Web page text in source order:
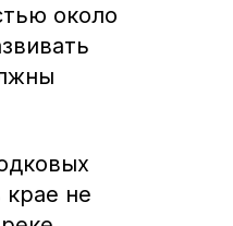
около
не